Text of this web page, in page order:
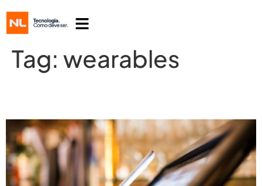
Tag: wearables